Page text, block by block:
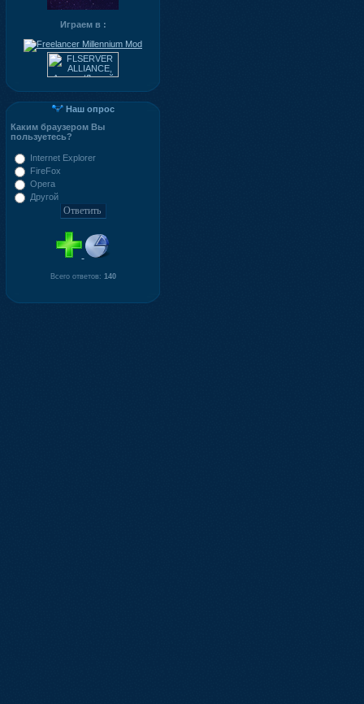
Играем в :
Наш опрос
Каким браузером Вы
пользуетесь?
Internet Explorer
FireFox
Opera
Другой
Всего ответов: 140